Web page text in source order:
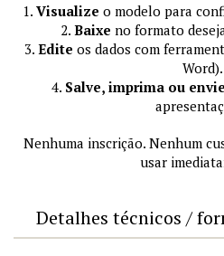
1. Visualize o modelo para
2. Baixe no formato
3. Edite os dados com
Word).
4. Salve, imprima ou envie
Nenhuma inscrição. Nenhum
usar
Detalhes técnicos /